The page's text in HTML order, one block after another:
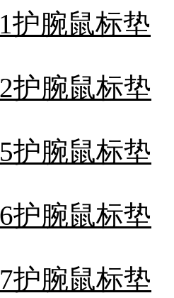
护腕鼠标垫
护腕鼠标垫
护腕鼠标垫
护腕鼠标垫
护腕鼠标垫